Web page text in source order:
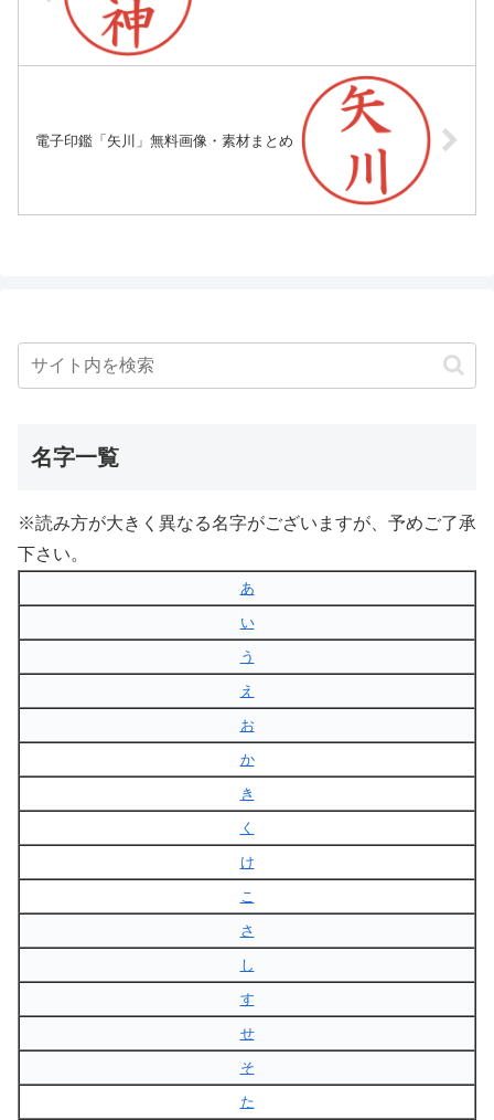
電子印鑑「矢川」無料画像・素材まとめ
名字一覧
※読み方が大きく異なる名字がございますが、予めご了承
下さい。
あ
い
う
え
お
か
き
く
け
こ
さ
し
す
せ
そ
た